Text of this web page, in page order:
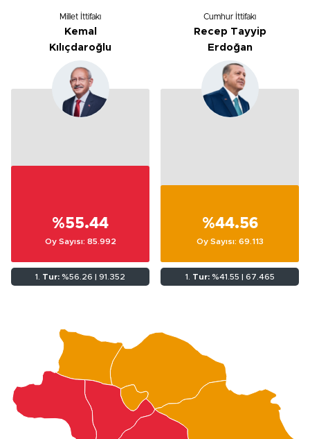
Millet İttifakı
Kemal
Kılıçdaroğlu
%55.44
Oy Sayısı: 85.992
1. Tur: %56.26 | 91.352
Cumhur İttifakı
Recep Tayyip
Erdoğan
%44.56
Oy Sayısı: 69.113
1. Tur:%41.55 | 67.465